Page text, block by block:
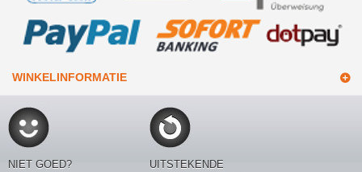
WINKELINFORMATIE
NIET GOED?
UITSTEKENDE